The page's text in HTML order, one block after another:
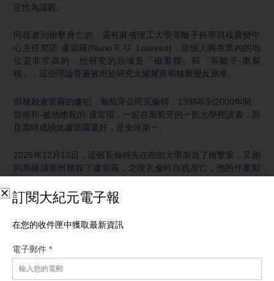
定性為謀殺。
同樣遭到槍擊身亡的，還有麻省理工大學等離子科學與核聚變中
心主任努諾·盧雷羅(Nuno F. G. Loureiro)，這個人啊在業內的地
位是非常高的，他研究的領域是「磁重聯」和「等離子-撕裂
模」，這些理論普遍被用於研究太陽耀斑和核聚變反應堆。
而槍殺盧雷羅的嫌犯，葡萄牙公民瓦倫特，1995年到2000年間，
曾經和-被他槍殺的-盧雷羅，一起在葡萄牙的一所大學裡讀書，而
且當時成績比盧雷羅還好，是全班第一。
2025年12月13日，這個瓦倫特先在布朗大學製造了槍擊案，又跑
到馬薩諸塞州槍殺了盧雷羅，之後瓦倫特自戕身亡，他的作案動
斯-阿拉莫斯-國家實驗室」，也可以看到類似的現象。
安東尼·查維斯(Anthony Chavez)，是洛斯-阿拉莫斯-國家實驗室
是美國原子彈之父奧本海默領導的「曼哈頓計劃」，造出第一顆